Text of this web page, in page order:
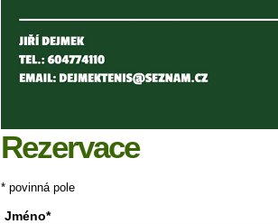
Rezervace
* povinná pole
Jméno*